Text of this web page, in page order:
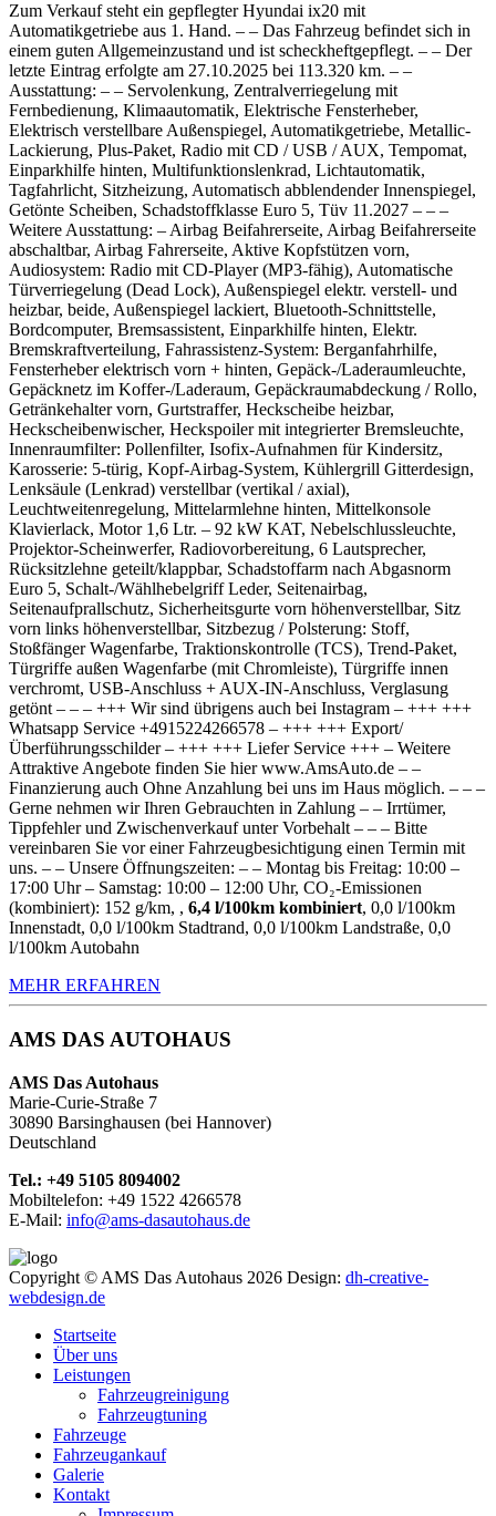
Zum Verkauf steht ein gepflegter Hyundai ix20 mit
Automatikgetriebe aus 1. Hand. – – Das Fahrzeug befindet sich in
einem guten Allgemeinzustand und ist scheckheftgepflegt. – – Der
letzte Eintrag erfolgte am 27.10.2025 bei 113.320 km. – –
Ausstattung: – – Servolenkung, Zentralverriegelung mit
Fernbedienung, Klimaautomatik, Elektrische Fensterheber,
Elektrisch verstellbare Außenspiegel, Automatikgetriebe, Metallic-
Lackierung, Plus-Paket, Radio mit CD / USB / AUX, Tempomat,
Einparkhilfe hinten, Multifunktionslenkrad, Lichtautomatik,
Tagfahrlicht, Sitzheizung, Automatisch abblendender Innenspiegel,
Getönte Scheiben, Schadstoffklasse Euro 5, Tüv 11.2027 – – –
Weitere Ausstattung: – Airbag Beifahrerseite, Airbag Beifahrerseite
abschaltbar, Airbag Fahrerseite, Aktive Kopfstützen vorn,
Audiosystem: Radio mit CD-Player (MP3-fähig), Automatische
Türverriegelung (Dead Lock), Außenspiegel elektr. verstell- und
heizbar, beide, Außenspiegel lackiert, Bluetooth-Schnittstelle,
Bordcomputer, Bremsassistent, Einparkhilfe hinten, Elektr.
Bremskraftverteilung, Fahrassistenz-System: Berganfahrhilfe,
Fensterheber elektrisch vorn + hinten, Gepäck-/Laderaumleuchte,
Gepäcknetz im Koffer-/Laderaum, Gepäckraumabdeckung / Rollo,
Getränkehalter vorn, Gurtstraffer, Heckscheibe heizbar,
Heckscheibenwischer, Heckspoiler mit integrierter Bremsleuchte,
Innenraumfilter: Pollenfilter, Isofix-Aufnahmen für Kindersitz,
Karosserie: 5-türig, Kopf-Airbag-System, Kühlergrill Gitterdesign,
Lenksäule (Lenkrad) verstellbar (vertikal / axial),
Leuchtweitenregelung, Mittelarmlehne hinten, Mittelkonsole
Klavierlack, Motor 1,6 Ltr. – 92 kW KAT, Nebelschlussleuchte,
Projektor-Scheinwerfer, Radiovorbereitung, 6 Lautsprecher,
Rücksitzlehne geteilt/klappbar, Schadstoffarm nach Abgasnorm
Euro 5, Schalt-/Wählhebelgriff Leder, Seitenairbag,
Seitenaufprallschutz, Sicherheitsgurte vorn höhenverstellbar, Sitz
vorn links höhenverstellbar, Sitzbezug / Polsterung: Stoff,
Stoßfänger Wagenfarbe, Traktionskontrolle (TCS), Trend-Paket,
Türgriffe außen Wagenfarbe (mit Chromleiste), Türgriffe innen
verchromt, USB-Anschluss + AUX-IN-Anschluss, Verglasung
getönt – – – +++ Wir sind übrigens auch bei Instagram – +++ +++
Whatsapp Service +4915224266578 – +++ +++ Export/
Überführungsschilder – +++ +++ Liefer Service +++ – Weitere
Attraktive Angebote finden Sie hier www.AmsAuto.de – –
Finanzierung auch Ohne Anzahlung bei uns im Haus möglich. – – –
Gerne nehmen wir Ihren Gebrauchten in Zahlung – – Irrtümer,
Tippfehler und Zwischenverkauf unter Vorbehalt – – – Bitte
vereinbaren Sie vor einer Fahrzeugbesichtigung einen Termin mit
uns. – – Unsere Öffnungszeiten: – – Montag bis Freitag: 10:00 –
17:00 Uhr – Samstag: 10:00 – 12:00 Uhr, CO₂-Emissionen
(kombiniert): 152 g/km, , 6,4 l/100km kombiniert, 0,0 l/100km
Innenstadt, 0,0 l/100km Stadtrand, 0,0 l/100km Landstraße, 0,0
l/100km Autobahn
MEHR ERFAHREN
AMS DAS AUTOHAUS
AMS Das Autohaus
Marie-Curie-Straße 7
30890 Barsinghausen (bei Hannover)
Deutschland
Tel.: +49 5105 8094002
Mobiltelefon: +49 1522 4266578
E-Mail: info@ams-dasautohaus.de
Copyright © AMS Das Autohaus 2026 Design: dh-creative-
webdesign.de
Startseite
Über uns
Leistungen
Fahrzeugreinigung
Fahrzeugtuning
Fahrzeuge
Fahrzeugankauf
Galerie
Kontakt